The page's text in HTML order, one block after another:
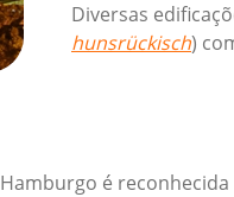
Diversas
hunsrückisch)
é